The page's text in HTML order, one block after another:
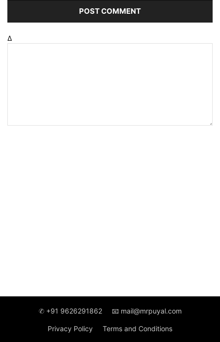
Δ
✆ +91 9626291862 📧 mail@mrpuyal.com
Privacy Policy Terms and Conditions